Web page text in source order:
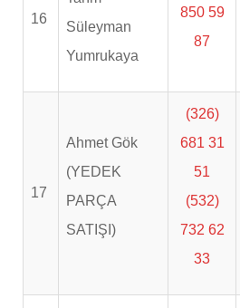
16
Süleyman
Yumrukaya
850 59
87
17
Ahmet Gök
(YEDEK
PARÇA
SATIŞI)
(326)
681 31
51
(532)
732 62
33